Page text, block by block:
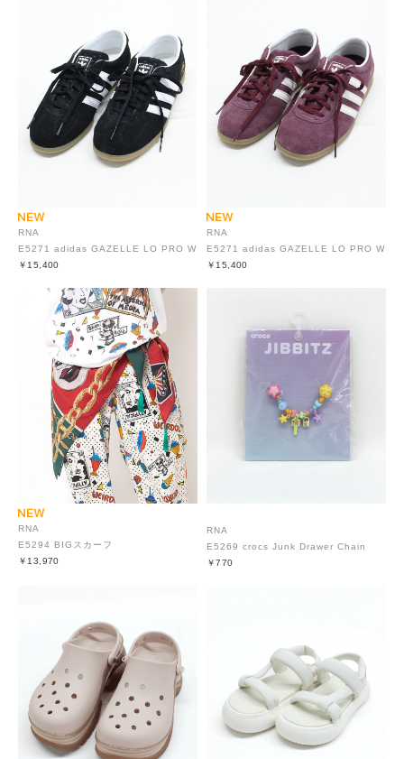
RNA
E5271 adidas GAZELLE LO PRO W
￥15,400
RNA
E5271 adidas GAZELLE LO PRO W
￥15,400
RNA
E5294 BIGスカーフ
￥13,970
RNA
E5269 crocs Junk Drawer Chain
￥770